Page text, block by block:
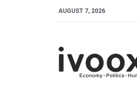
AUGUST 7, 2026